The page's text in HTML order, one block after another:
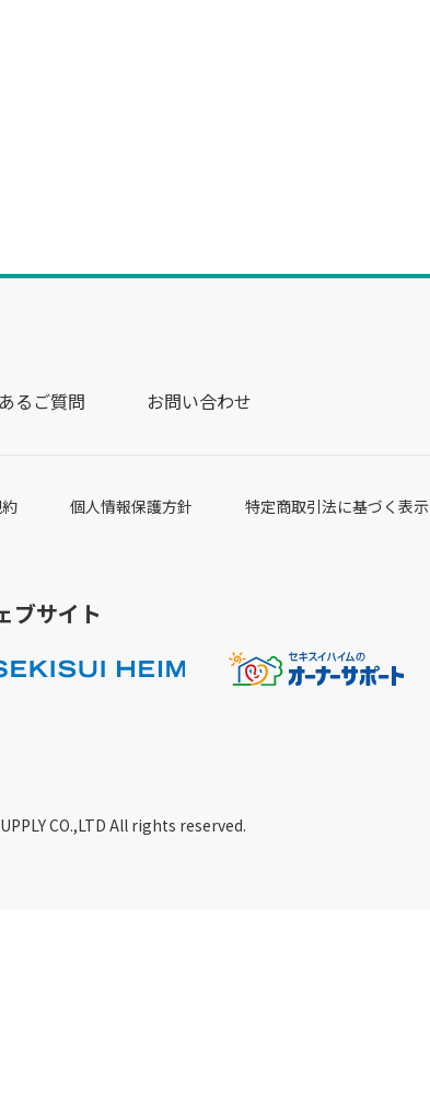
るご質問 お問い合わせ
個人情報保護方針 特定商取引法に基づく表示
ブサイト
CO.,LTD All rights reserved.